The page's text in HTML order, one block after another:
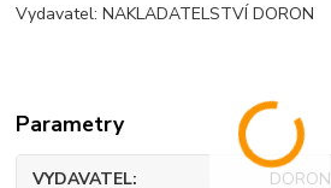
Vydavatel: NAKLADATELSTVÍ DORON
Parametry
VYDAVATEL DORON